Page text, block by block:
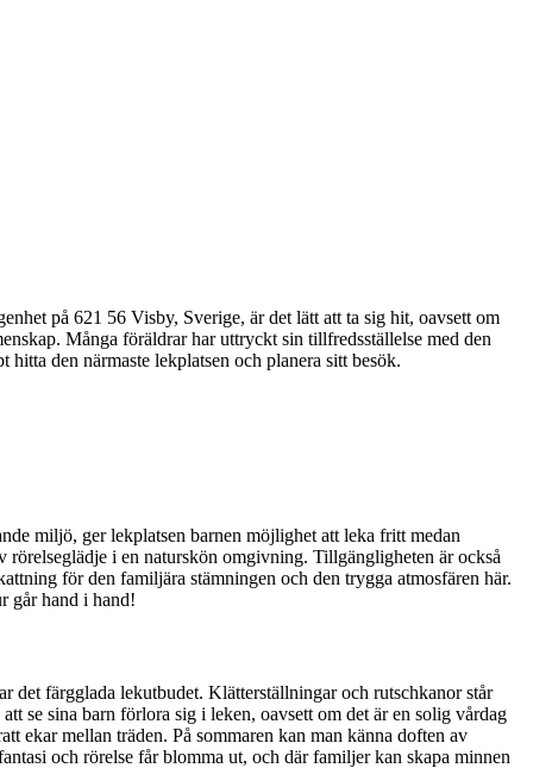
på 621 56 Visby, Sverige, är det lätt att ta sig hit, oavsett om
Många föräldrar har uttryckt sin tillfredsställelse med den
den närmaste lekplatsen och planera sitt besök.
miljö, ger lekplatsen barnen möjlighet att leka fritt medan
i en naturskön omgivning. Tillgängligheten är också
för den familjära stämningen och den trygga atmosfären här.
går hand i hand!
det färgglada lekutbudet. Klätterställningar och rutschkanor står
se sina barn förlora sig i leken, oavsett om det är en solig vårdag
ekar mellan träden. På sommaren kan man känna doften av
och rörelse får blomma ut, och där familjer kan skapa minnen